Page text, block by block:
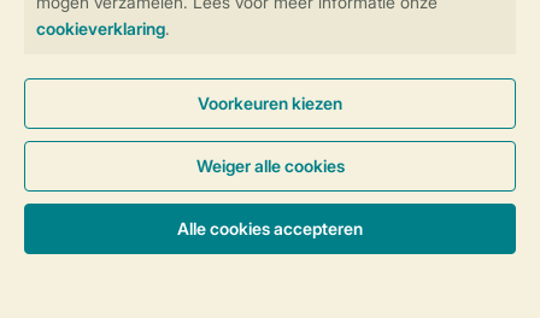
Controle over jouw gegevens &
privacy
Instellingen wijzigen